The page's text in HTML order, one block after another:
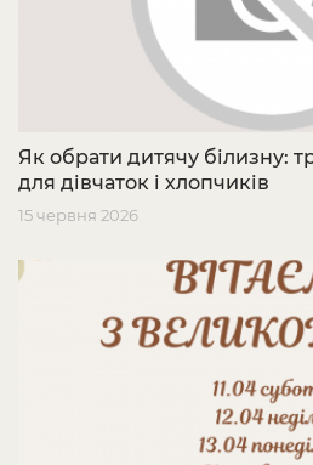
Як обрати дитячу білизну:
для дівчаток і хлопчиків
15 червня 2026